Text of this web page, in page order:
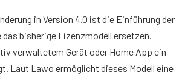
in Version 4.0 ist die Einführung der
das bisherige Lizenzmodell ersetzen.
verwaltetem Gerät oder Home App ein
Laut Lawo ermöglicht dieses Modell eine